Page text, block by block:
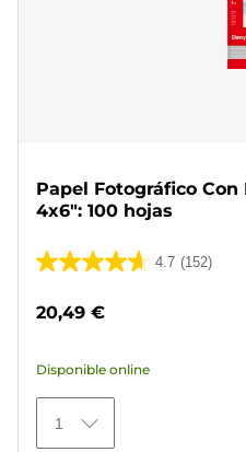
Papel Fotográfico Con
4x6": 100 hojas
4.7 (152)
4.7
5
152
reseñas
20,49 €
Disponible online
1